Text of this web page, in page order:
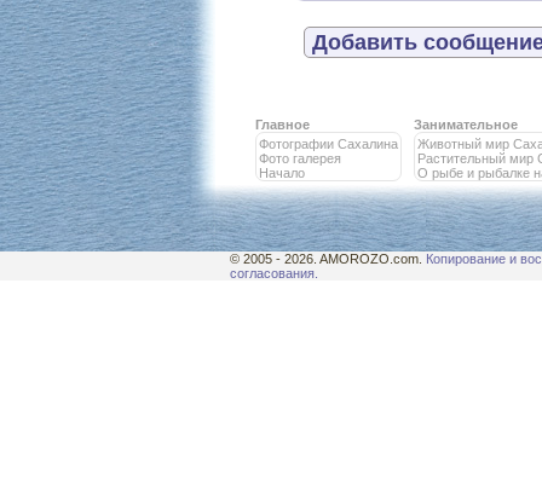
Добавить
Главное
Фотографии Сахалина
Фото галерея
Начало
Занимательное
Животный мир
Растительный мир
О рыбе и рыбалке
© 2005 - 2026. AMOROZO.com. Копирование и
согласования.